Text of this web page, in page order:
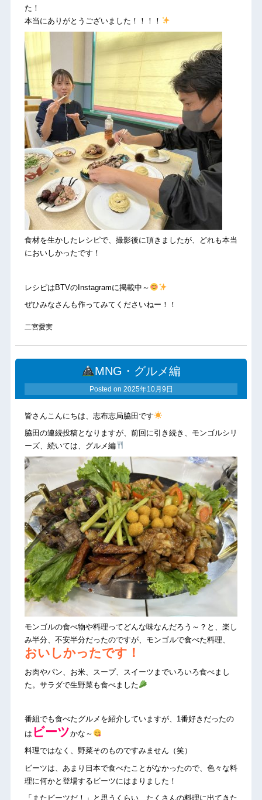
た！
本当にありがとうございました！！！！
食材を生かしたレシピで、撮影後に頂きましたが、どれも本当
においしかったです！
レシピは BTVのInstagramに掲載中～
ぜひみなさんも作ってみてくださいねー！！
二宮愛実
MNG・グルメ編
Posted on 2025年10月9日
皆さんこんにちは、志布志局脇田です
脇田の連続投稿となりますが、前回に引き続き、モンゴルシリ
ーズ、続いては、グルメ編
モンゴルの食べ物や料理ってどんな味なんだろう～？と、楽し
み半分、不安半分だったのですが、モンゴルで食べた料理、
おいしかったです！
お肉やパン、お米、スープ、スイーツまでいろいろ食べまし
た。サラダで生野菜も食べました
番組でも食べたグルメを紹介していますが、1番好きだったの
は ビーツかな～
料理ではなく、野菜そのものですみません（笑）
ビーツは、あまり日本で食べたことがなかったので、色々な料
理に何かと登場するビーツにはまりました！
「またビーツだ！」と思うくらい、たくさんの料理に出てきた